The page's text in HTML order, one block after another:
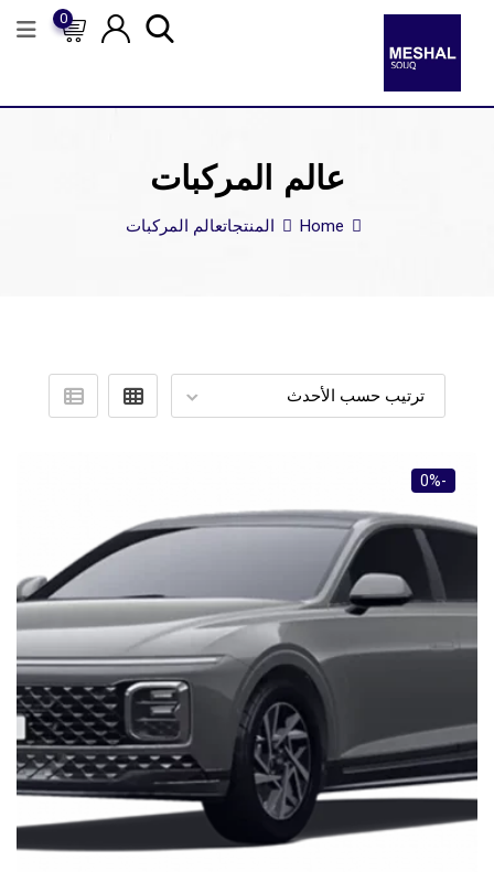
0
عالم المركبات
Home المنتجاتعالم المركبات
-0%